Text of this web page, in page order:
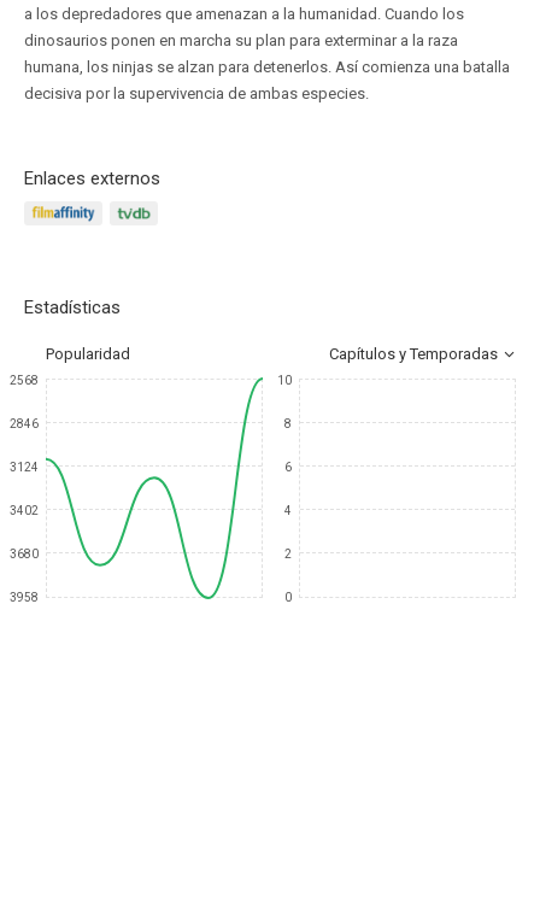
a los depredadores que amenazan a la humanidad. Cuando los
dinosaurios ponen en marcha su plan para exterminar a la raza
humana, los ninjas se alzan para detenerlos. Así comienza una batalla
decisiva por la supervivencia de ambas especies.
Enlaces externos
Estadísticas
Popularidad Capítulos y Temporadas
2568
2846
3124
3402
3680
3958
10
8
6
4
2
0